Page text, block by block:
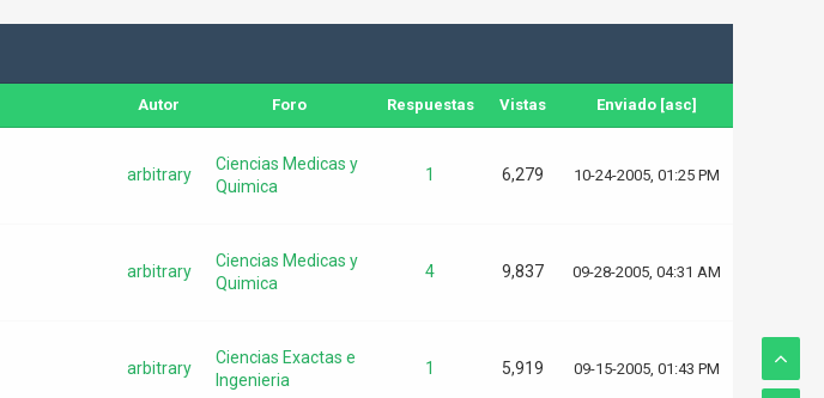
Autor Foro Respuestas Vistas Enviado [asc]
arbitrary
Ciencias Medicas y
Quimica
1 6,279 10-24-2005, 01:25 PM
arbitrary
Ciencias Medicas y
Quimica
4 9,837 09-28-2005, 04:31 AM
arbitrary
Ciencias Exactas e
Ingenieria
1 5,919 09-15-2005, 01:43 PM